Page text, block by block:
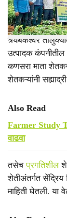
अभ्यासले.
त्र्यंबकेश्वर
उत्पादक कंपनीतील
कणसरा माता
शेतकऱ्यांनी
Also Read
Farmer Study
वाढवा
तसेचप्रगतिशील
शेतीअंतर्गत सेंद्रिय
माहिती घेतली. या